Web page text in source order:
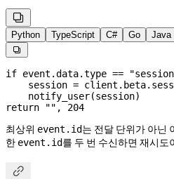

Python TypeScript C# Go Java

if event.data.type ==
    session
=
    notify_user(session)
return "" , 204
최상위 event.id는 전달 단위가 아닌
한 event.id를 두 번 수신하면 재시도
